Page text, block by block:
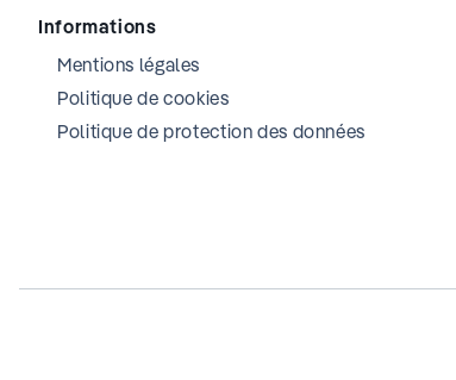
Informations
Mentions légales
Politique de cookies
Politique de protection des données